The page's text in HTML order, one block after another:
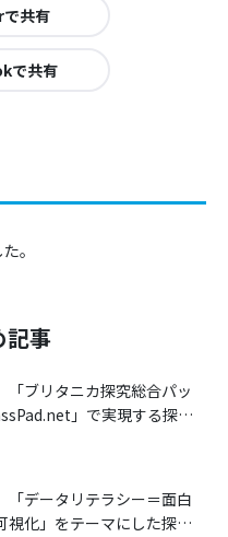
共有
で共有
。
記事
「ブリタニカ探究総合パッ
」で実現する探究
「データリテラシー＝面白
視化」をテーマにした探究